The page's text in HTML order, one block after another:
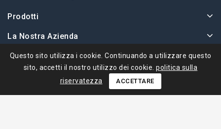
Prodotti
La Nostra Azienda
Il Tuo Account
Questo sito utilizza i cookie. Continuando a utilizzare questo
sito, accetti il ​​nostro utilizzo dei cookie. politica sulla
riservatezza
ACCETTARE